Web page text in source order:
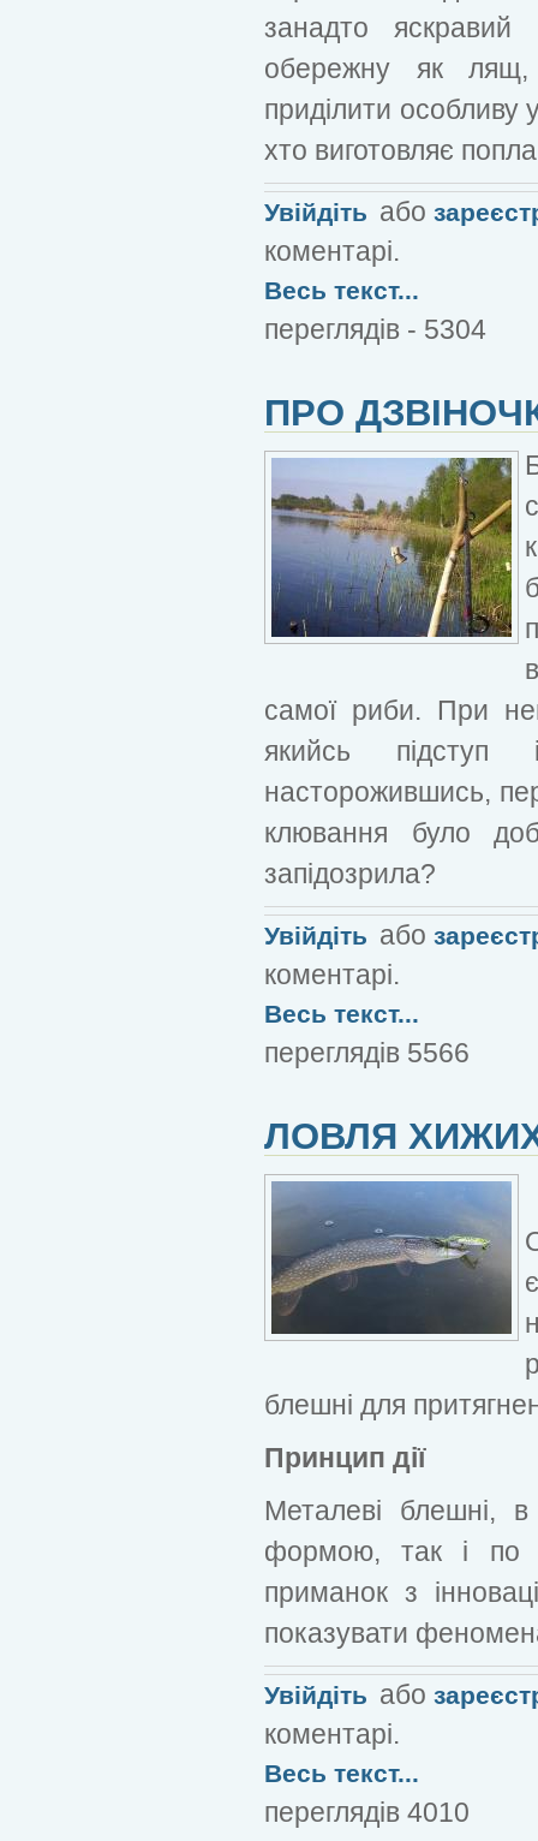
занадто яскравий
обережну як лящ,
приділити особливу
хто виготовляє
Увійдіть або
коментарі.
Весь текст...
переглядів - 5304
ПРО
самої риби. При
якийсь підступ
насторожившись,
клювання було
запідозрила?
Увійдіть або
коментарі.
Весь текст...
переглядів 5566
ЛОВЛЯ
блешні для
Принцип дії
Металеві блешні,
формою, так і по
приманок з
показувати
Увійдіть або
коментарі.
Весь текст...
переглядів 4010